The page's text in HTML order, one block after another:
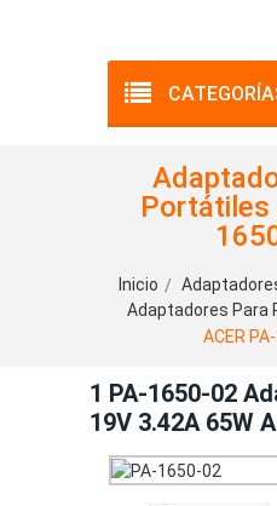
Portátiles
Inicio
Adaptadores Para
ACER
1 PA-1650-02
19V 3.42A 65W
Acer ADP-65JH DB
PA-1700-02 +